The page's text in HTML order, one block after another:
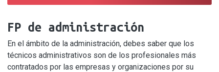
FP de administración
En el ámbito de la administración, debes saber que los
técnicos administrativos son de los profesionales más
contratados por las empresas y organizaciones por su